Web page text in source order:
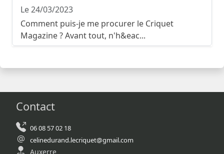
Le 24/03/2023
Comment puis-je me procurer le Criquet
Magazine ? Avant tout, n'h&eac...
Contact
06 08 57 02 18
celinedurand.lecriquet@gmail.com
Auxerre